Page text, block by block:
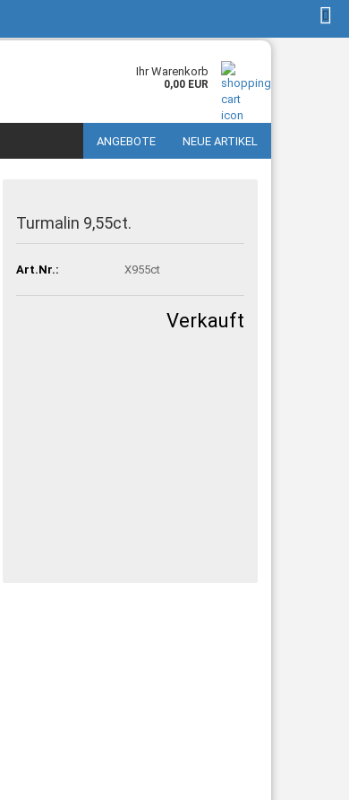
Ihr Warenkorb
0,00 EUR
ANGEBOTE NEUE ARTIKEL
Turmalin 9,55ct.
Art.Nr.: X955ct
Verkauft